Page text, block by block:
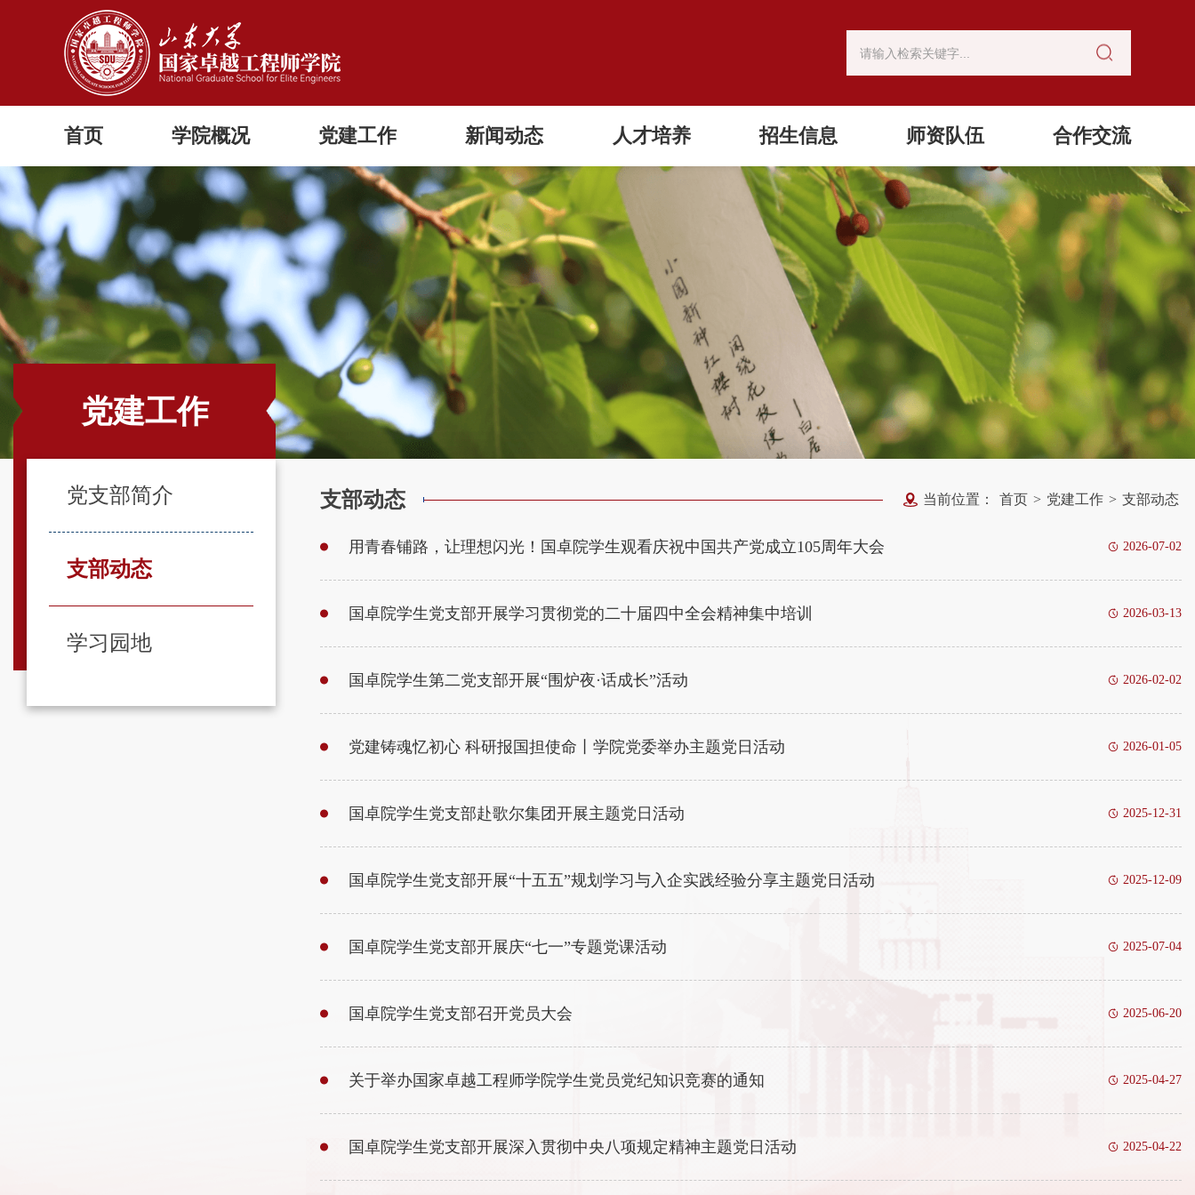
首页 学院概况 党建工作 新闻动态 人才培养 招生信息 师资队伍 合作交流
党建工作
党支部简介
支部动态
学习园地
支部动态 当前位置： 首页 > 党建工作 > 支部动态
用青春铺路，让理想闪光！国卓院学生观看庆祝中国共产党成立105周年大会 2026-07-02
国卓院学生党支部开展学习贯彻党的二十届四中全会精神集中培训 2026-03-13
国卓院学生第二党支部开展“围炉夜·话成长”活动 2026-02-02
党建铸魂忆初心 科研报国担使命丨学院党委举办主题党日活动 2026-01-05
国卓院学生党支部赴歌尔集团开展主题党日活动 2025-12-31
国卓院学生党支部开展“十五五”规划学习与入企实践经验分享主题党日活动 2025-12-09
国卓院学生党支部开展庆“七一”专题党课活动 2025-07-04
国卓院学生党支部召开党员大会 2025-06-20
关于举办国家卓越工程师学院学生党员党纪知识竞赛的通知 2025-04-27
国卓院学生党支部开展深入贯彻中央八项规定精神主题党日活动 2025-04-22